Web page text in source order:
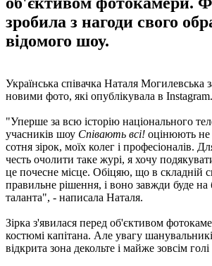
зробила з нагоди свого
відомого шоу.
Українська співачка Наталя Могилевська
новими фото, які опублікувала в Instagram.
"Уперше за всю історію національного
учасників шоу Співають всі! оцінюють не
сотня зірок, моїх колег і професіоналів.
честь очолити таке журі, я хочу
це почесне місце. Обіцяю, що в складній
правильне рішення, і воно завжди буде на
таланта", - написала Наталя.
Зірка з'явилася перед об'єктивом
костюмі капітана. Але увагу
відкрита зона декольте і майже зовсім